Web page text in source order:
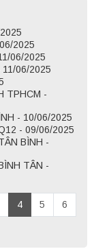
2025
06/2025
06/2025
TPHCM -
- 10/06/2025
- 09/06/2025
BÌNH -
TÂN -
4 5 6